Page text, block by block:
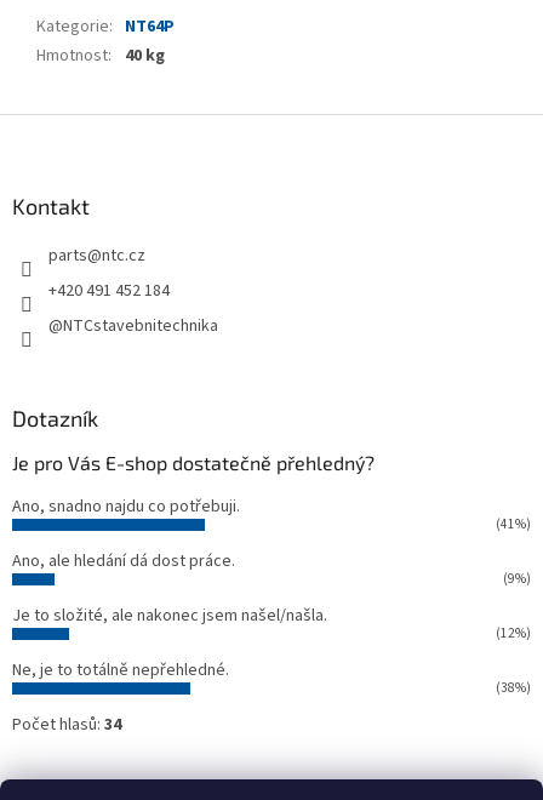
Kategorie: NT64P
Hmotnost: 40 kg
Kontakt
parts@ntc.cz
+420 491 452 184
@NTCstavebnitechnika
Dotazník
Je pro Vás E-shop dostatečně přehledný?
Ano, snadno najdu co potřebuji.
(41%)
Ano, ale hledání dá dost práce.
(9%)
Je to složité, ale nakonec jsem našel/našla.
(12%)
Ne, je to totálně nepřehledné.
(38%)
Počet hlasů: 34